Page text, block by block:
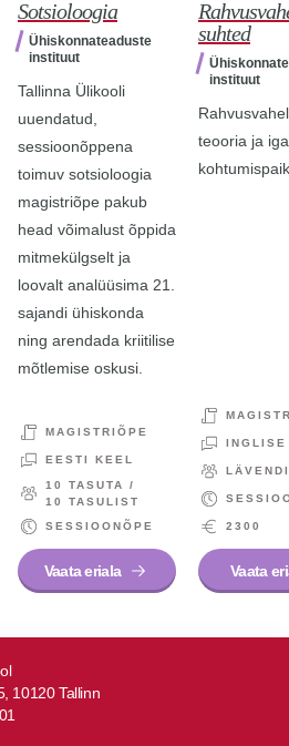
Sotsioloogia
Ühiskonnateaduste
instituut
Tallinna Ülikooli
uuendatud,
sessioonõppena
toimuv sotsioloogia
magistriõpe pakub
head võimalust õppida
mitmekülgselt ja
loovalt analüüsima 21.
sajandi ühiskonda
ning arendada kriitilise
mõtlemise oskusi.
MAGISTRIÕPE
EESTI KEEL
10 TASUTA /
10 TASULIST
SESSIOONÕPE
Vaata eriala
suhted
instituut
teooria ja
kohtumispaik
2300
Vaata
10120 Tallinn